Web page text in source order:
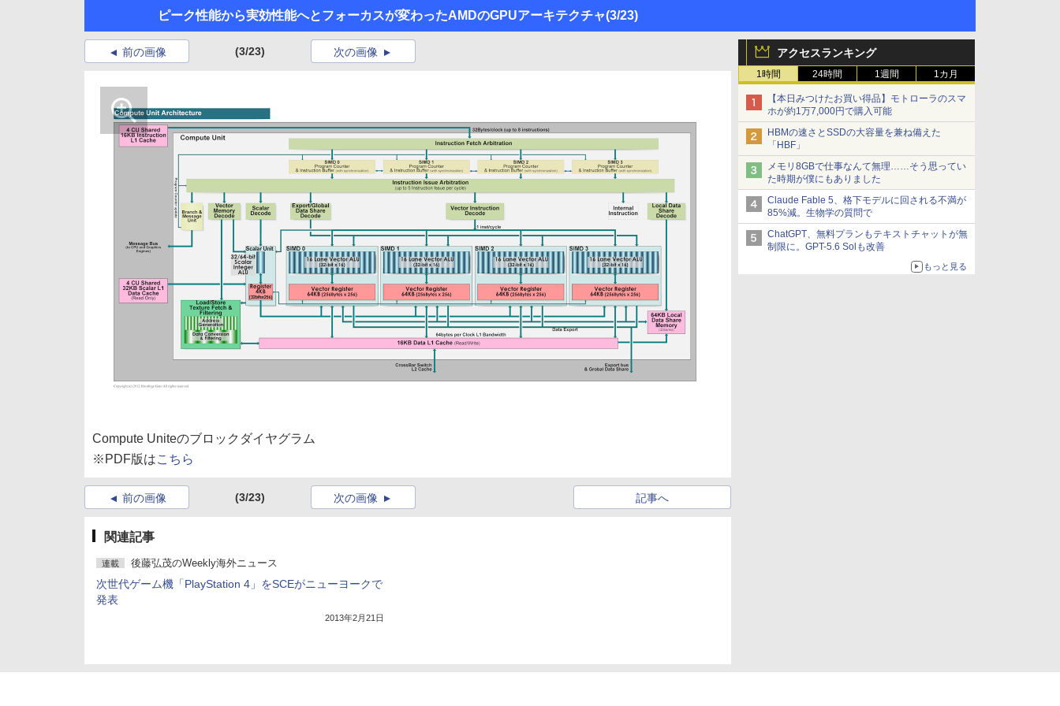
ピーク性能から実効性能へとフォーカスが変わったAMDのGPUアーキテクチャ(3/23)
アクセスランキング
1時間 24時間 1週間 1カ月
【本日みつけたお買い得品】モトローラのスマ
ホが約1万7,000円で購入可能
HBMの速さとSSDの大容量を兼ね備えた
「HBF」
メモリ8GBで仕事なんて無理……そう思ってい
た時期が僕にもありました
Claude Fable 5、格下モデルに回される不満が
85%減。生物学の質問で
ChatGPT、無料プランもテキストチャットが無
制限に。GPT-5.6 Solも改善
もっと見る
前の画像 (3/23) 次の画像
Compute Uniteのブロックダイヤグラム
※PDF版はこちら
前の画像 (3/23) 記事へ
次の画像
関連記事
連載 後藤弘茂のWeekly海外ニュース
次世代ゲーム機「PlayStation 4」をSCEがニューヨークで
発表
2013年2月21日